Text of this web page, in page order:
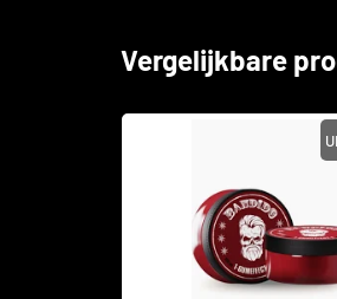
Vergelijkbare